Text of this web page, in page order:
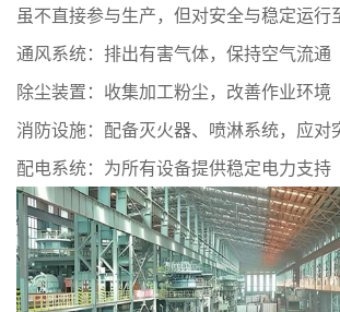
虽不直接参与生产，但对安全与稳定运行
‌通风系统‌：排出有害气体，保持空气流通
‌除尘装置‌：收集加工粉尘，改善作业环境
消防设施‌：配备灭火器、喷淋系统，应对
‌配电系统‌：为所有设备提供稳定电力支持